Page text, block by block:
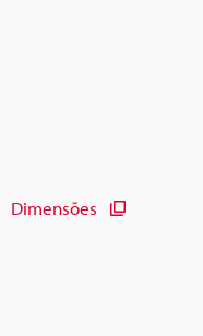
Dimensões